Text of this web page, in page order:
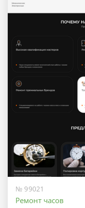
№ 99021
Ремонт часов